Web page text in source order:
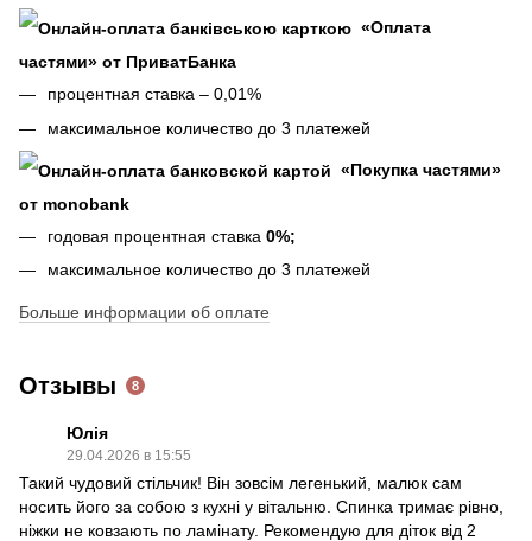
«Оплата
частями» от ПриватБанка
процентная ставка – 0,01%
максимальное количество до 3 платежей
«Покупка частями»
от monobank
годовая процентная ставка 0%;
максимальное количество до 3 платежей
Больше информации об оплате
Отзывы 8
Юлія
29.04.2026 в 15:55
Такий чудовий стільчик! Він зовсім легенький, малюк сам
носить його за собою з кухні у вітальню. Спинка тримає рівно,
ніжки не ковзають по ламінату. Рекомендую для діток від 2